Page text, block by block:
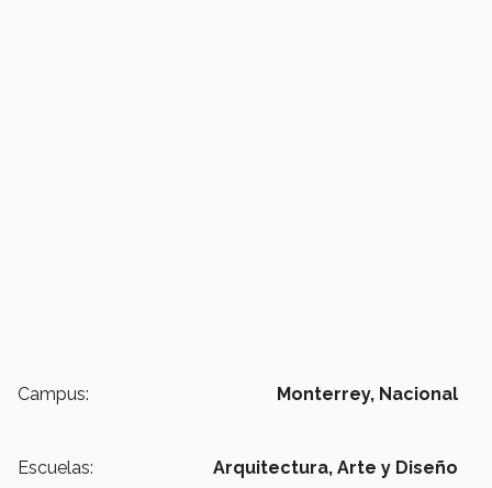
Campus: Monterrey, Nacional
Escuelas: Arquitectura, Arte y Diseño